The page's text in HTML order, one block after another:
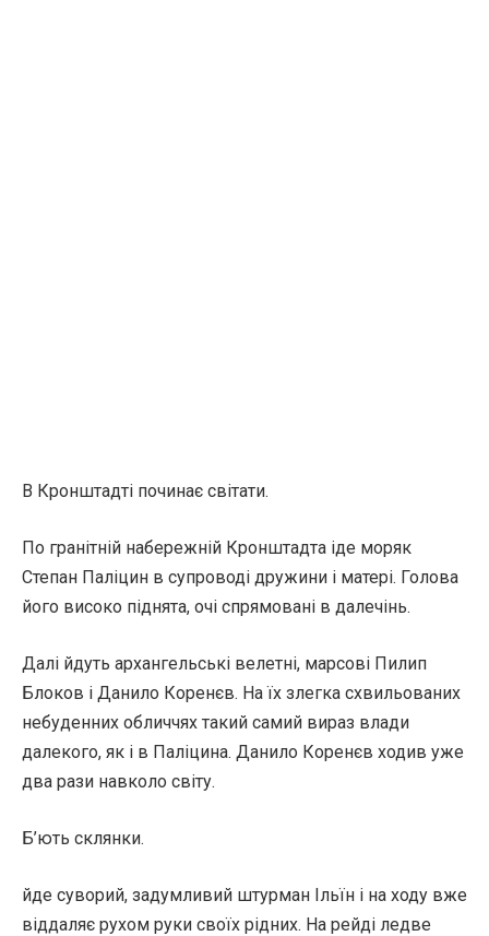
В Кронштадті починає світати.
По гранітній набережній Кронштадта іде моряк
Степан Паліцин в супроводі дружини і матері. Голова
його високо піднята, очі спрямовані в далечінь.
Далі йдуть архангельські велетні, марсові Пилип
Блоков і Данило Коренєв. На їх злегка схвильованих
небуденних обличчях такий самий вираз влади
далекого, як і в Паліцина. Данило Коренєв ходив уже
два рази навколо світу.
Б’ють склянки.
йде суворий, задумливий штурман Ільїн і на ходу вже
віддаляє рухом руки своїх рідних. На рейді ледве